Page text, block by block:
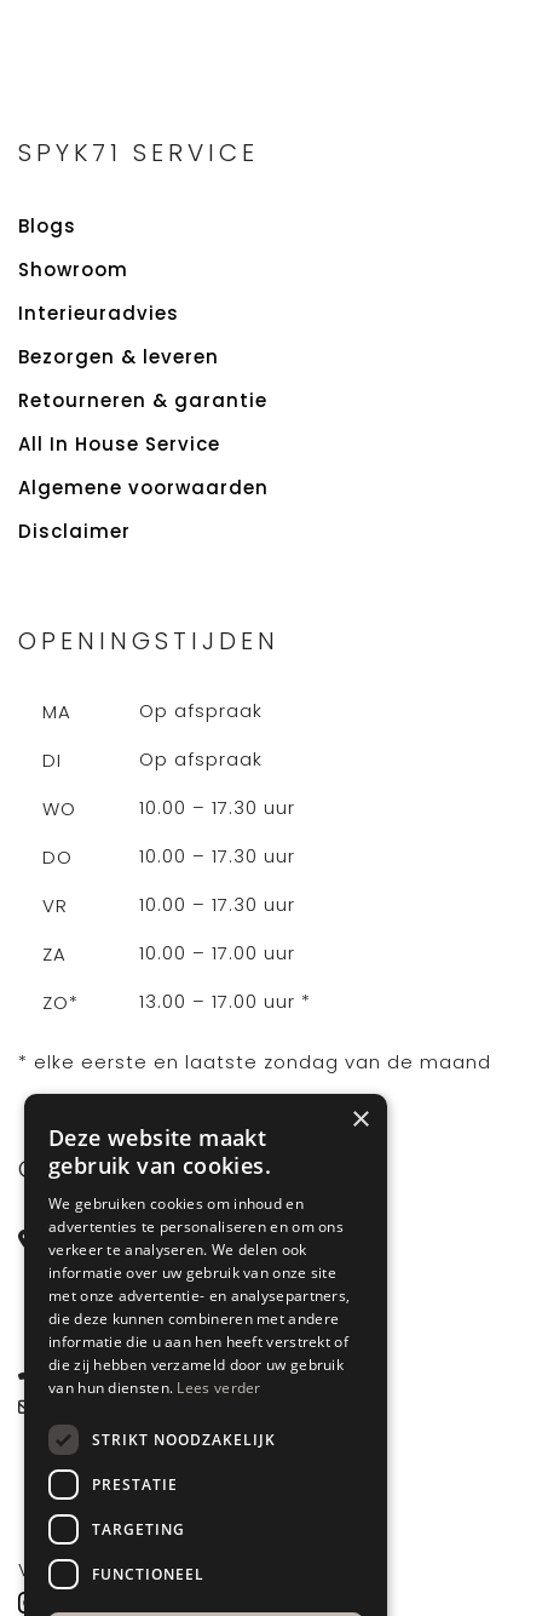
SPYK71 SERVICE
Blogs
Showroom
Interieuradvies
Bezorgen & leveren
Retourneren & garantie
All In House Service
Algemene voorwaarden
Disclaimer
OPENINGSTIJDEN
MA
Op afspraak
DI
Op afspraak
WO
10.00 – 17.30 uur
DO
10.00 – 17.30 uur
VR
10.00 – 17.30 uur
ZA
10.00 – 17.00 uur
ZO*
13.00 – 17.00 uur *
* elke eerste en laatste zondag van de maand
CONTACT
Steenstraat 71
6828 CD Arnhem
Gelderland
085 877 0704
VOLG ONS
×
Deze website maakt
gebruik van cookies.
We gebruiken cookies om inhoud en
advertenties te personaliseren en om ons
verkeer te analyseren. We delen ook
informatie over uw gebruik van onze site
met onze advertentie- en analysepartners,
die deze kunnen combineren met andere
informatie die u aan hen heeft verstrekt of
die zij hebben verzameld door uw gebruik
van hun diensten. Lees verder
STRIKT NOODZAKELIJK
PRESTATIE
TARGETING
FUNCTIONEEL